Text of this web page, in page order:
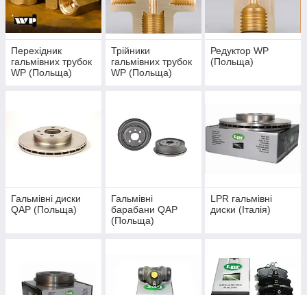
Перехідник
гальмівних трубок
WP (Польща)
Трійники
гальмівних трубок
WP (Польща)
Редуктор WP
(Польща)
Гальмівні диски
QAP (Польща)
Гальмівні
барабани QAP
(Польща)
LPR гальмівні
диски (Італія)